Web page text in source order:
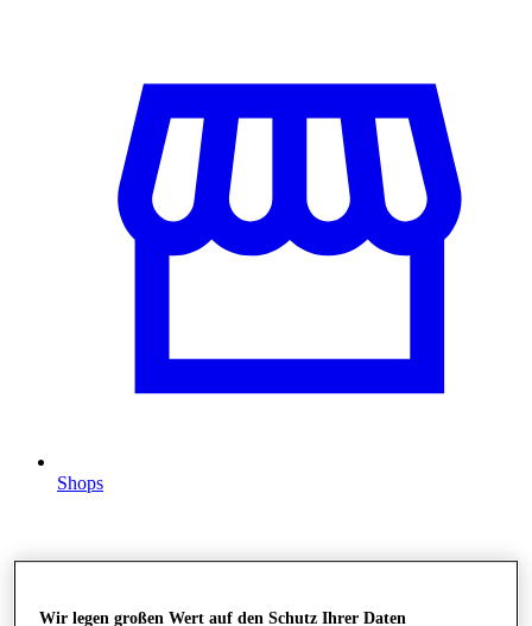
Shops
Wir legen großen Wert auf den Schutz Ihrer Daten